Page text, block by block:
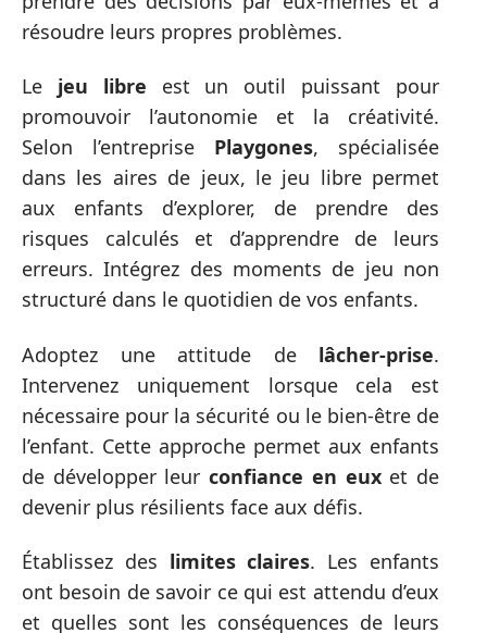
résoudre leurs propres problèmes.
Le jeu libre est un outil puissant pour
promouvoir l’autonomie et la créativité.
Selon l’entreprise Playgones, spécialisée
dans les aires de jeux, le jeu libre permet
aux enfants d’explorer, de prendre des
risques calculés et d’apprendre de leurs
erreurs. Intégrez des moments de jeu non
structuré dans le quotidien de vos enfants.
Adoptez une attitude de lâcher-prise.
Intervenez uniquement lorsque cela est
nécessaire pour la sécurité ou le bien-être de
l’enfant. Cette approche permet aux enfants
de développer leurconfiance en euxet de
devenir plus résilients face aux défis.
Établissez des limites claires. Les enfants
ont besoin de savoir ce qui est attendu d’eux
et quelles sont les conséquences de leurs